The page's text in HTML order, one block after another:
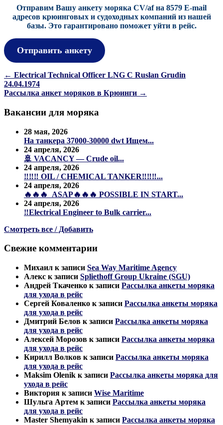
Отправим Вашу анкету моряка CV/af на 8579 E-mail
адресов крюинговых и судоходных компаний из нашей
базы. Это гарантировано поможет уйти в рейс.
Отправить анкету
Навигация
по
← Electrical Technical Officer LNG C Ruslan Grudin
24.04.1974
Рассылка анкет моряков в Крюинги →
Вакансии для моряка
28 мая, 2026
На танкера 37000-30000 dwt Ищем...
24 апреля, 2026
🚢 VACANCY — Crude oil...
24 апреля, 2026
‼️‼️‼️ OIL / CHEMICAL TANKER‼️‼️‼️...
24 апреля, 2026
🔥🔥🔥 ASAP🔥🔥🔥 POSSIBLE IN START...
24 апреля, 2026
‼️Electrical Engineer to Bulk carrier...
Смотреть все / Добавить
Свежие комментарии
Михаил к записи Sea Way Maritime Agency
Алекс к записи Spliethoff Group Ukraine (SGU)
Андрей Ткаченко к записи Рассылка анкеты моряка
для ухода в рейс
Сергей Коваленко к записи Рассылка анкеты моряка
для ухода в рейс
Дмитрий Белов к записи Рассылка анкеты моряка
для ухода в рейс
Алексей Морозов к записи Рассылка анкеты моряка
для ухода в рейс
Кирилл Волков к записи Рассылка анкеты моряка
для ухода в рейс
Maksim Olenik к записи Рассылка анкеты моряка для
ухода в рейс
Виктория к записи Wise Maritime
Шульга Артем к записи Рассылка анкеты моряка
для ухода в рейс
Master Shemyakin к записи Рассылка анкеты моряка